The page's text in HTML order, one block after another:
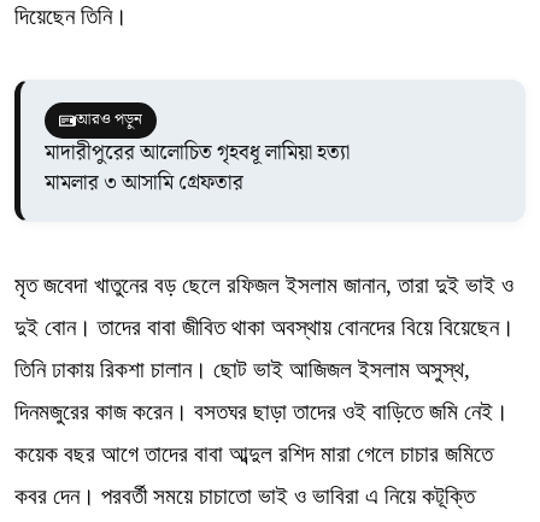
দিয়েছেন তিনি।
আরও পড়ুন
মাদারীপুরের আলোচিত গৃহবধূ লামিয়া হত্যা
মামলার ৩ আসামি গ্রেফতার
মৃত জবেদা খাতুনের বড় ছেলে রফিজল ইসলাম জানান, তারা দুই ভাই ও
দুই বোন। তাদের বাবা জীবিত থাকা অবস্থায় বোনদের বিয়ে বিয়েছেন।
তিনি ঢাকায় রিকশা চালান। ছোট ভাই আজিজল ইসলাম অসুস্থ,
দিনমজুরের কাজ করেন। বসতঘর ছাড়া তাদের ওই বাড়িতে জমি নেই।
কয়েক বছর আগে তাদের বাবা আব্দুল রশিদ মারা গেলে চাচার জমিতে
কবর দেন। পরবর্তী সময়ে চাচাতো ভাই ও ভাবিরা এ নিয়ে কটূক্তি